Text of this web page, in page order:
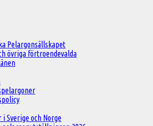
Pelargonsällskapet
övriga förtroendevalda
Sverige och Norge